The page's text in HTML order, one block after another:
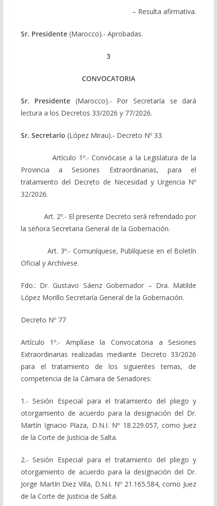
– Resulta afirmativa.
Sr. Presidente (Marocco).- Aprobadas.
3
CONVOCATORIA
Sr. Presidente (Marocco).- Por Secretaría se dará
lectura a los Decretos 33/2026 y 77/2026.
Sr. Secretario (López Mirau).- Decreto Nº 33.
Artículo 1º.- Convócase a la Legislatura de la
Provincia a Sesiones Extraordinarias, para el
tratamiento del Decreto de Necesidad y Urgencia Nº
32/2026.
Art. 2º.- El presente Decreto será refrendado por
la señora Secretaria General de la Gobernación.
Art. 3º.- Comuníquese, Publíquese en el Boletín
Oficial y Archívese.
Fdo.: Dr. Gustavo Sáenz Gobernador – Dra. Matilde
López Morillo Secretaría General de la Gobernación.
Decreto Nº 77
Artículo 1º.- Amplíase la Convocatoria a Sesiones
Extraordinarias realizadas mediante Decreto 33/2026
para el tratamiento de los siguientes temas, de
competencia de la Cámara de Senadores:
1.- Sesión Especial para el tratamiento del pliego y
otorgamiento de acuerdo para la designación del Dr.
Martín Ignacio Plaza, D.N.I. Nº 18.229.057, como Juez
de la Corte de Justicia de Salta.
2.- Sesión Especial para el tratamiento del pliego y
otorgamiento de acuerdo para la designación del Dr.
Jorge Martín Diez Villa, D.N.I. Nº 21.165.584, como Juez
de la Corte de Justicia de Salta.